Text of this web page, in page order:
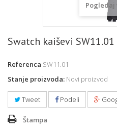
Pogledaj
Swatch kaiševi
Referenca SW11.01
Stanje proizvoda: Novi proizvod
Tweet Podeli
Štampa